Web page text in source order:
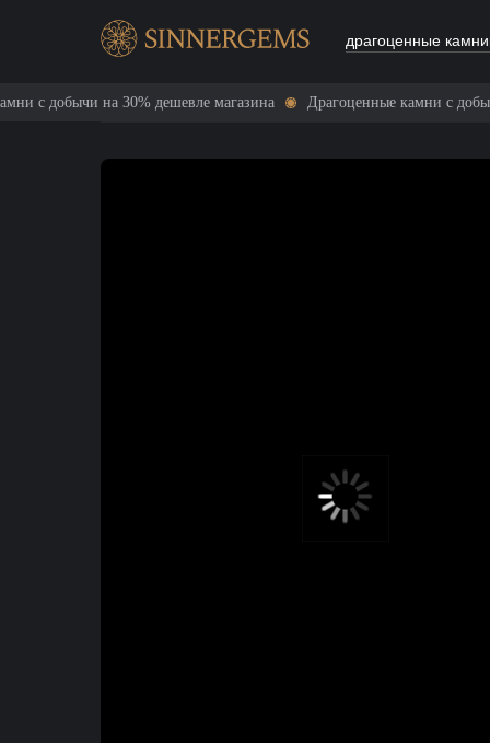
драгоценные камни
на 30% дешевле магазина Драгоценные камни с добычи на